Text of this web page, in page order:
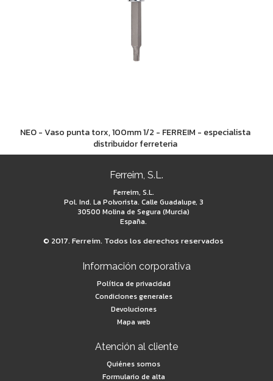
NEO - Vaso punta torx, 100mm 1/2 - FERREIM - especialista
distribuidor ferreteria
Ferreim, S.L.
Ferreim, S.L.
Pol. Ind. La Polvorista. Calle Guadalupe, 3
30500 Molina de Segura (Murcia)
España.
© 2017. Ferreim. Todos los derechos reservados
Información corporativa
Política de privacidad
Condiciones generales
Devoluciones
Mapa web
Atención al cliente
Quiénes somos
Formulario de alta